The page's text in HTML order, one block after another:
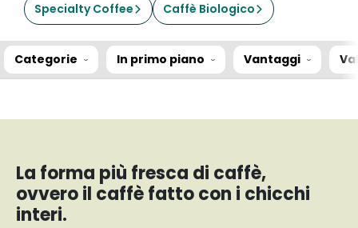
Specialty Coffee Caffè Biologico
Categorie In primo piano Vantaggi
La forma più fresca di caffè,
ovvero il caffè fatto con i chicchi
interi.